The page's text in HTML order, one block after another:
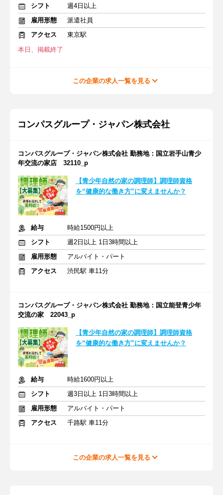
シフト
週4日以上
雇用形態
派遣社員
アクセス
東京駅
本日、掲載終了
この企業の求人一覧を見る
コンパスグループ・ジャパン株式会社
コンパスグループ・ジャパン株式会社 勤務地：国立岩手山青少
年交流の家店 32110_p
【青少年自然の家の調理師】調理師資格
を“健康的な働き方”に変えませんか？
給与
時給1500円以上
シフト
週2日以上 1日3時間以上
雇用形態
アルバイト・パート
アクセス
渋民駅 車11分
コンパスグループ・ジャパン株式会社 勤務地：国立能登青少年
交流の家 22043_p
【青少年自然の家の調理師】調理師資格
を“健康的な働き方”に変えませんか？
給与
時給1600円以上
シフト
週3日以上 1日3時間以上
雇用形態
アルバイト・パート
アクセス
千路駅 車11分
この企業の求人一覧を見る